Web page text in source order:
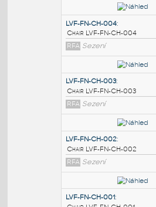
LVF-FN-CH-004
Chair LVF-FN-CH-
RFA Sezení
LVF-FN-CH-003:
Chair LVF-FN-CH-003